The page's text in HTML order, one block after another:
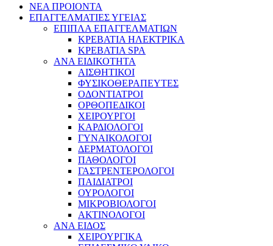
ΝΕΑ ΠΡΟΙΟΝΤΑ
ΕΠΑΓΓΕΛΜΑΤΙΕΣ ΥΓΕΙΑΣ
ΕΠΙΠΛΑ ΕΠΑΓΓΕΛΜΑΤΙΩΝ
ΚΡΕΒΑΤΙΑ ΗΛΕΚΤΡΙΚΑ
ΚΡΕΒΑΤΙΑ SPA
ΑΝΑ ΕΙΔΙΚΟΤΗΤΑ
ΑΙΣΘΗΤΙΚΟΙ
ΦΥΣΙΚΟΘΕΡΑΠΕΥΤΕΣ
ΟΔΟΝΤΙΑΤΡΟΙ
ΟΡΘΟΠΕΔΙΚΟΙ
ΧΕΙΡΟΥΡΓΟΙ
ΚΑΡΔΙΟΛΟΓΟΙ
ΓΥΝΑΙΚΟΛΟΓΟΙ
ΔΕΡΜΑΤΟΛΟΓΟΙ
ΠΑΘΟΛΟΓΟΙ
ΓΑΣΤΡΕΝΤΕΡΟΛΟΓΟΙ
ΠΑΙΔΙΑΤΡΟΙ
ΟΥΡΟΛΟΓΟΙ
ΜΙΚΡΟΒΙΟΛΟΓΟΙ
ΑΚΤΙΝΟΛΟΓΟΙ
ΑΝΑ ΕΙΔΟΣ
ΧΕΙΡΟΥΡΓΙΚΑ